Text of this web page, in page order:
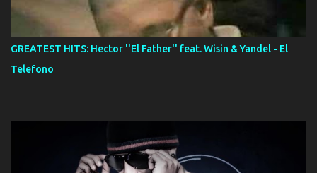
GREATEST HITS: Hector ''El Father'' feat. Wisin & Yandel - El
Telefono